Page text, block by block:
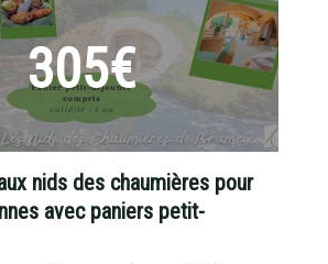
305€
nids des chaumières pour
avec paniers petit-